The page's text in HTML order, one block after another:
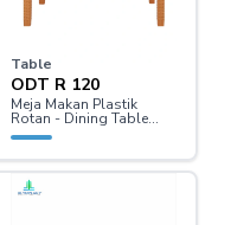
Table
ODT R 120
Meja Makan Plastik
Rotan - Dining Table
Rattan